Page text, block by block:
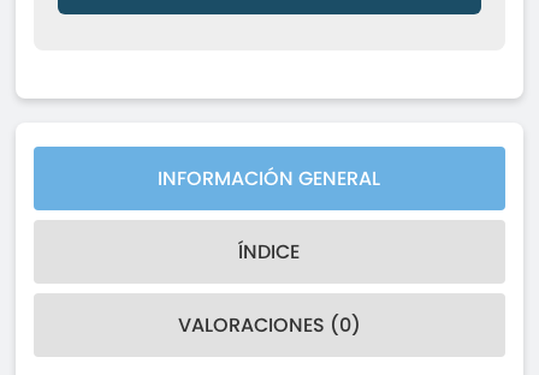
INFORMACIÓN GENERAL
ÍNDICE
VALORACIONES (0)